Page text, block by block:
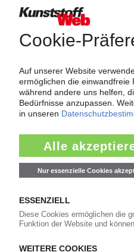
und Führungskräfte der
Nachrichten rund um das
der Berichterstattung ist
Material, Anwendungen und
Weiterhin bietet das
Bezugsquellen für den
Informationen wie
Nachrichten
Alle Nachrichten
Technologie
Polymerpreise
Archiv